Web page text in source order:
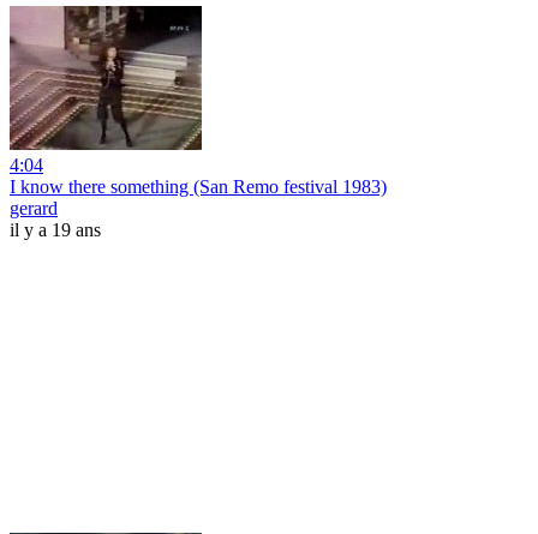
4:04
I know there something (San Remo festival 1983)
gerard
il y a 19 ans